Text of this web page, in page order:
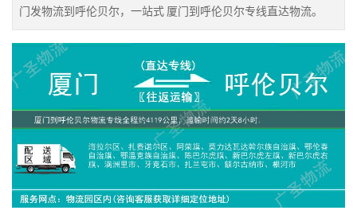
门发物流到呼伦贝尔，一站式 厦门到呼伦贝尔专线直达物流。